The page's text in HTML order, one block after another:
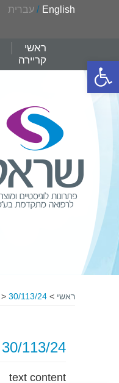
פתח סרגל נגישות
English
/ עברית
ראשי
קריירה
ראשי >
> 30/113/24 | ריקי FROM קלינטיקה בע"מ
30/113/24 | ריקי FROM קלינטיקה בע"מ
text content